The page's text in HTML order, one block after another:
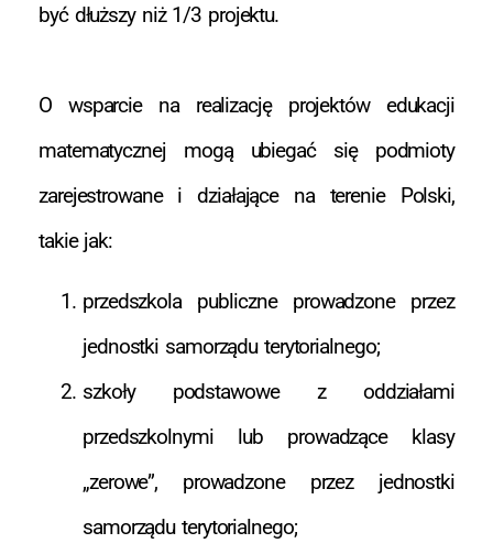
być dłuższy niż 1/3 projektu.
O wsparcie na realizację projektów edukacji
matematycznej mogą ubiegać się podmioty
zarejestrowane i działające na terenie Polski,
takie jak:
przedszkola publiczne prowadzone przez
jednostki samorządu terytorialnego;
szkoły podstawowe z oddziałami
przedszkolnymi lub prowadzące klasy
„zerowe”, prowadzone przez jednostki
samorządu terytorialnego;